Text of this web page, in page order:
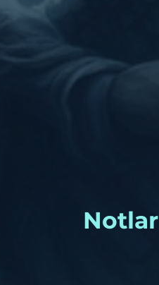
Notlar